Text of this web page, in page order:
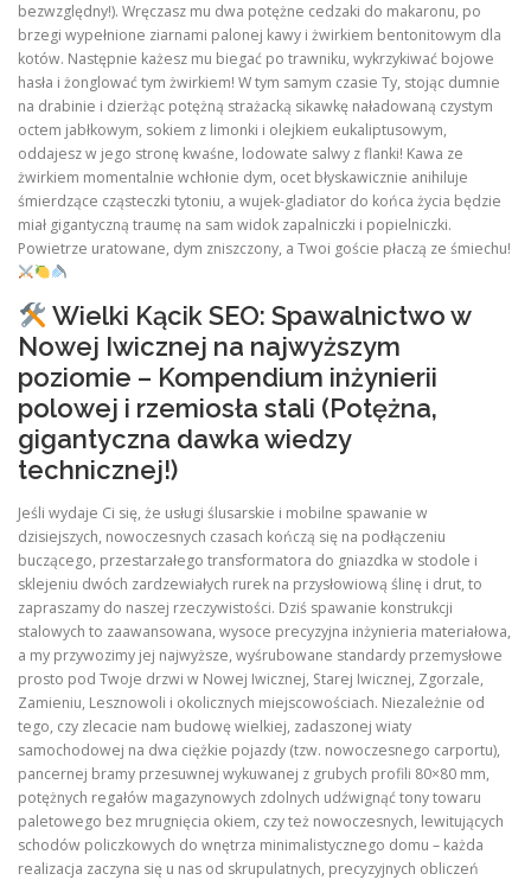
bezwzględny!). Wręczasz mu dwa potężne cedzaki do makaronu, po
brzegi wypełnione ziarnami palonej kawy i żwirkiem bentonitowym dla
kotów. Następnie każesz mu biegać po trawniku, wykrzykiwać bojowe
hasła i żonglować tym żwirkiem! W tym samym czasie Ty, stojąc dumnie
na drabinie i dzierżąc potężną strażacką sikawkę naładowaną czystym
octem jabłkowym, sokiem z limonki i olejkiem eukaliptusowym,
oddajesz w jego stronę kwaśne, lodowate salwy z flanki! Kawa ze
żwirkiem momentalnie wchłonie dym, ocet błyskawicznie anihiluje
śmierdzące cząsteczki tytoniu, a wujek-gladiator do końca życia będzie
miał gigantyczną traumę na sam widok zapalniczki i popielniczki.
Powietrze uratowane, dym zniszczony, a Twoi goście płaczą ze śmiechu!
Wielki Kącik SEO: Spawalnictwo w
Nowej Iwicznej na najwyższym
poziomie – Kompendium inżynierii
polowej i rzemiosła stali (Potężna,
gigantyczna dawka wiedzy
technicznej!)
Jeśli wydaje Ci się, że usługi ślusarskie i mobilne spawanie w
dzisiejszych, nowoczesnych czasach kończą się na podłączeniu
buczącego, przestarzałego transformatora do gniazdka w stodole i
sklejeniu dwóch zardzewiałych rurek na przysłowiową ślinę i drut, to
zapraszamy do naszej rzeczywistości. Dziś spawanie konstrukcji
stalowych to zaawansowana, wysoce precyzyjna inżynieria materiałowa,
a my przywozimy jej najwyższe, wyśrubowane standardy przemysłowe
prosto pod Twoje drzwi w Nowej Iwicznej, Starej Iwicznej, Zgorzale,
Zamieniu, Lesznowoli i okolicznych miejscowościach. Niezależnie od
tego, czy zlecacie nam budowę wielkiej, zadaszonej wiaty
samochodowej na dwa ciężkie pojazdy (tzw. nowoczesnego carportu),
pancernej bramy przesuwnej wykuwanej z grubych profili 80×80 mm,
potężnych regałów magazynowych zdolnych udźwignąć tony towaru
paletowego bez mrugnięcia okiem, czy też nowoczesnych, lewitujących
schodów policzkowych do wnętrza minimalistycznego domu – każda
realizacja zaczyna się u nas od skrupulatnych, precyzyjnych obliczeń